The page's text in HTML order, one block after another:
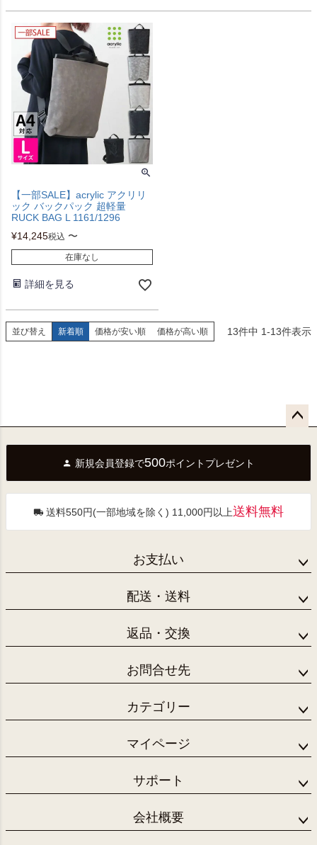
【一部SALE】acrylic アクリリ
ック バックパック 超軽量
RUCK BAG L 1161/1296
¥14,245税込 〜
在庫なし
詳細を見る
並び替え 新着順 価格が安い順 価格が高い順 13件中 1-13件表示
へ
新規会員登録で500ポイントプレゼント
送料550円(一部地域を除く) 11,000円以上送料無料
お支払い
配送・送料
返品・交換
お問合せ先
カテゴリー
マイページ
サポート
会社概要